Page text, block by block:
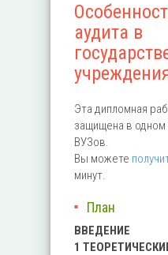
аудита в
Эта дипломная
защищена в одном
ВУЗов.
Вы можете
минут.
План
ВВЕДЕНИЕ
1